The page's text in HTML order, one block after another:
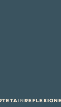
IN